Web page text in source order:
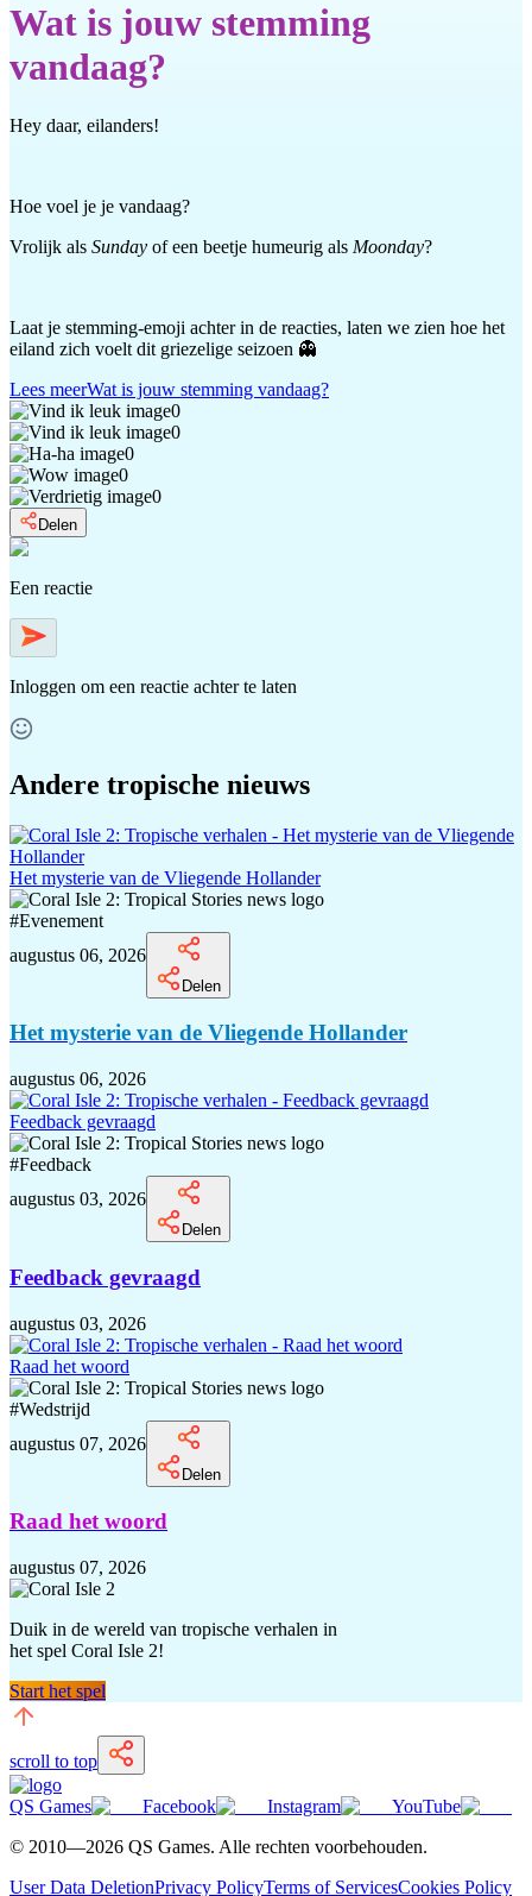
Wat is jouw stemming
vandaag?
Hey daar, eilanders!
Hoe voel je je vandaag?
Vrolijk als Sunday of een beetje humeurig als Moonday?
Laat je stemming-emoji achter in de reacties, laten we zien hoe het
eiland zich voelt dit griezelige seizoen 👻
Lees meerWat is jouw stemming vandaag?
0
0
0
0
0
Delen
Een reactie
Inloggen om een reactie achter te laten
Andere tropische nieuws
Het mysterie van de Vliegende Hollander
#Evenement
augustus 06, 2026
Delen
Het mysterie van de Vliegende Hollander
augustus 06, 2026
Feedback gevraagd
#Feedback
augustus 03, 2026
Delen
Feedback gevraagd
augustus 03, 2026
Raad het woord
#Wedstrijd
augustus 07, 2026
Delen
Raad het woord
augustus 07, 2026
Duik in de wereld van tropische verhalen in
het spel Coral Isle 2!
Start het spel
scroll to top
QS Games Facebook Instagram
YouTube
© 2010—2026 QS Games. Alle rechten voorbehouden.
User Data DeletionPrivacy PolicyTerms of ServicesCookies Policy